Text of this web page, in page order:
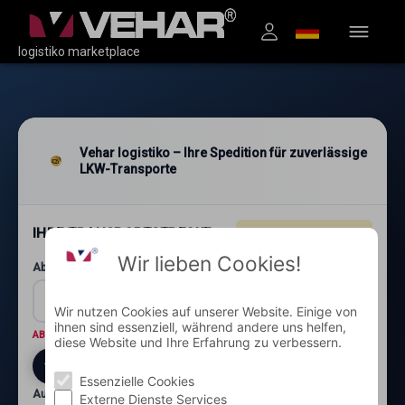
logistiko marketplace
Vehar logistiko – Ihre Spedition für zuverlässige
LKW-Transporte
IHRE TRANSPORTSTRECKE
Abholung: Postleitzahl und Ort*
ABHOLORT Wo wird die Ware abgeholt?
Auslieferung: Postleitzahl und Ort*
Wir lieben Cookies!
Wir nutzen Cookies auf unserer Website. Einige von
ihnen sind essenziell, während andere uns helfen,
diese Website und Ihre Erfahrung zu verbessern.
Essenzielle Cookies
Externe Dienste Services